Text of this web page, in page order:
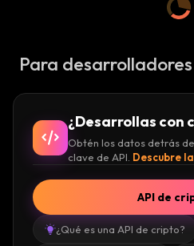
Para
¿Desarrollas con
Obtén los datos detrás
clave de API. Descubre
¿Qué es una API de cripto?
API de